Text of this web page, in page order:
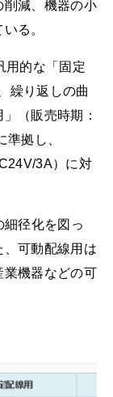
削減、機器の小
る。
用的な「固定
繰り返しの曲
（販売時期：
拠し、
3A）に対
径化を図っ
可動配線用は
業機器などの可